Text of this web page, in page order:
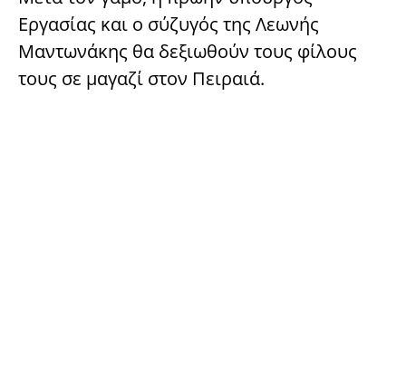
Εργασίας και ο σύζυγός της Λεωνής
Μαντωνάκης θα δεξιωθούν τους φίλους
τους σε μαγαζί στον Πειραιά.